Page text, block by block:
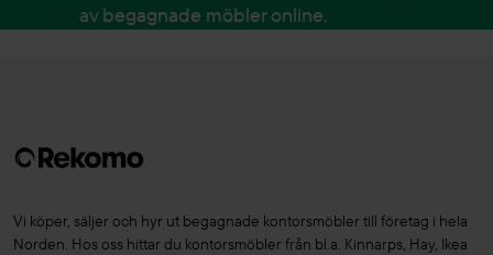
av begagnade möbler online.
Vi köper, säljer och hyr ut begagnade kontorsmöbler till företag i hela
Norden. Hos oss hittar du kontorsmöbler från bl.a. Kinnarps, Hay, Ikea